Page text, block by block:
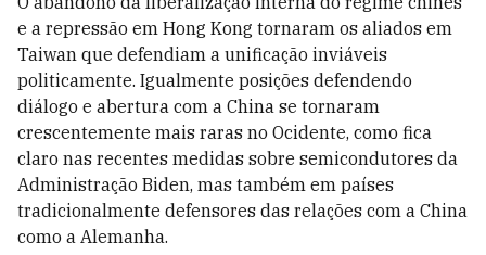
e a repressão em Hong Kong tornaram os aliados em
Taiwan que defendiam a unificação inviáveis
politicamente. Igualmente posições defendendo
diálogo e abertura com a China se tornaram
crescentemente mais raras no Ocidente, como fica
claro nas recentes medidas sobre semicondutores da
Administração Biden, mas também em países
tradicionalmente defensores das relações com a China
como a Alemanha.